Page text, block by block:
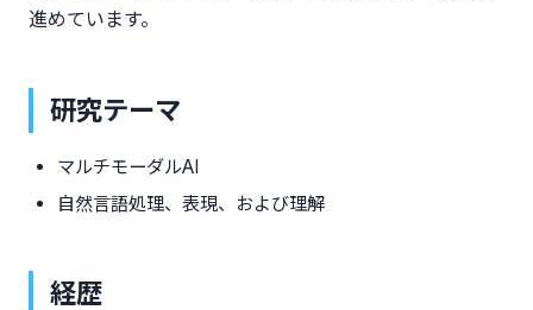
進めています。
研究テーマ
マルチモーダルAI
自然言語処理、表現、および理解
経歴